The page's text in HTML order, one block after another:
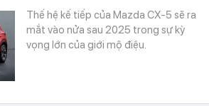
Thế hệ kế tiếp của Mazda CX-5 sẽ ra
mắt vào nửa sau 2025 trong sự kỳ
vọng lớn của giới mộ điệu.